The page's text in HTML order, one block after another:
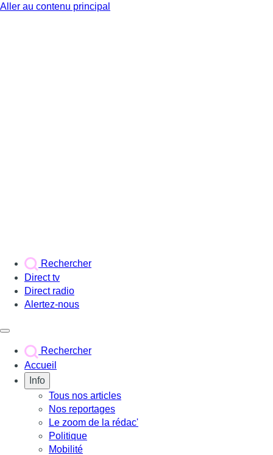
Aller au contenu principal
Rechercher
Direct tv
Direct radio
Alertez-nous
Rechercher
Accueil
Info
Tous nos articles
Nos reportages
Le zoom de la rédac'
Politique
Mobilité